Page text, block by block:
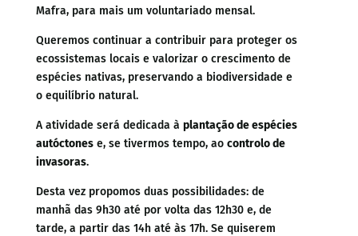
Mafra, para mais um voluntariado mensal.
Queremos continuar a contribuir para proteger os
ecossistemas locais e valorizar o crescimento de
espécies nativas, preservando a biodiversidade e
o equilíbrio natural.
A atividade será dedicada à plantação de espécies
autóctonese, se tivermos tempo, ao controlo de
invasoras.
Desta vez propomos duas possibilidades: de
manhã das 9h30 até por volta das 12h30 e, de
tarde, a partir das 14h até às 17h. Se quiserem